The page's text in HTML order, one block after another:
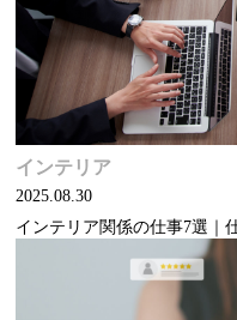
インテリア
2025.08.30
インテリア関係の仕事7選｜